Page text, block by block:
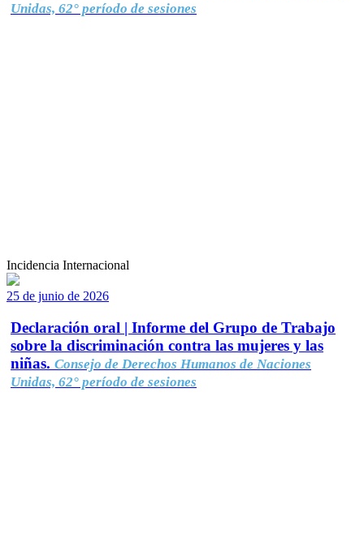
Unidas, 62° período de sesiones
Incidencia Internacional
25 de junio de 2026
Declaración oral | Informe del Grupo de Trabajo
sobre la discriminación contra las mujeres y las
niñas. Consejo de Derechos Humanos de Naciones
Unidas, 62° período de sesiones